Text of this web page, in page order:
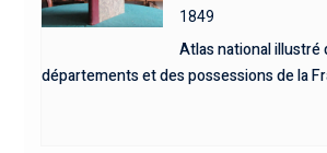
1849
Atlas national illustré
départements et des possessions de la